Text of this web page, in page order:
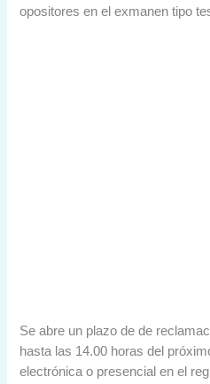
opositores en el exmanen tipo
Se abre un plazo de de
hasta las 14.00 horas del
electrónica o presencial en el